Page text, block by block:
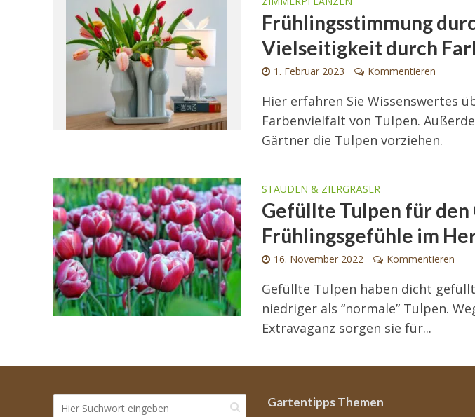
Frühlingsstimmung
Vielseitigkeit durch
1. Februar 2023 Kommentieren
Hier erfahren Sie Wissenswertes
Farbenvielfalt von Tulpen.
Gärtner die Tulpen vorziehen.
STAUDEN & ZIERGRÄSER
Gefüllte Tulpen für den
Frühlingsgefühle im
16. November 2022 Kommentieren
Gefüllte Tulpen haben dicht
niedriger als “normale” Tulpen.
Extravaganz sorgen sie für...
Gartentipps Themen